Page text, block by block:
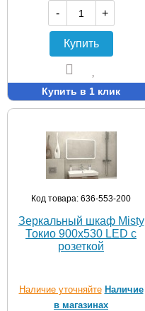
-
+
Купить
Купить в 1 клик
Код товара: 636-553-200
Зеркальный шкаф Misty
Токио 900х530 LED с
розеткой
Наличие уточняйте Наличие
в магазинах